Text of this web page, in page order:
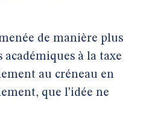
de manière plus
académiques à la taxe
au créneau en
que l’idée ne